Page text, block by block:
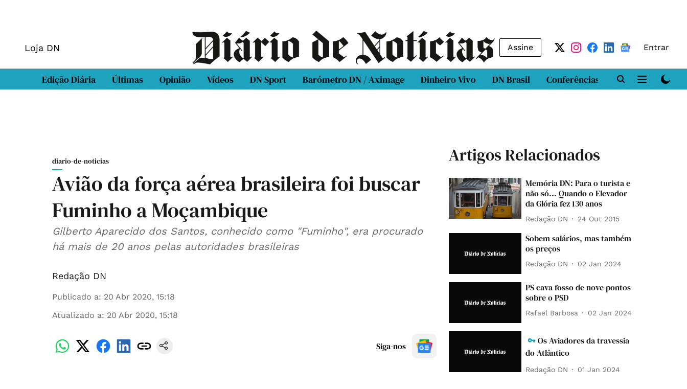
Loja DN Assine Entrar
Edição Diária Últimas Opinião Vídeos DN Sport Barómetro DN / Aximage Dinheiro Vivo DN Brasil Conferências DN LAB
diario-de-noticias
Avião da força aérea brasileira foi buscar
Fuminho a Moçambique
Gilberto Aparecido dos Santos, conhecido como "Fuminho", era procurado
há mais de 20 anos pelas autoridades brasileiras
Redação DN
Publicado a: 20 Abr 2020, 15:18
Atualizado a: 20 Abr 2020, 15:18
Siga-nos
Artigos Relacionados
Memória DN: Para o turista e
não só... Quando o Elevador
da Glória fez 130 anos
Redação DN 24 Out 2015
Sobem salários, mas também
os preços
Redação DN 02 Jan 2024
PS cava fosso de nove pontos
sobre o PSD
Rafael Barbosa 02 Jan 2024
Os Aviadores da travessia
do Atlântico
Redação DN 01 Jan 2024